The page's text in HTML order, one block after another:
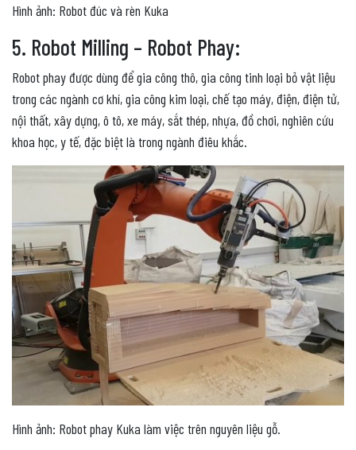
Hình ảnh: Robot đúc và rèn Kuka
5. Robot Milling – Robot Phay:
Robot phay được dùng để gia công thô, gia công tinh loại bỏ vật liệu
trong các ngành cơ khí, gia công kim loại, chế tạo máy, điện, điện tử,
nội thất, xây dựng, ô tô, xe máy, sắt thép, nhựa, đồ chơi, nghiên cứu
khoa học, y tế, đặc biệt là trong ngành điêu khắc.
Hình ảnh: Robot phay Kuka làm việc trên nguyên liệu gỗ.